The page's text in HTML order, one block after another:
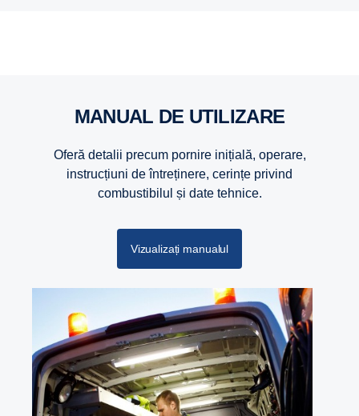
MANUAL DE UTILIZARE
Oferă detalii precum pornire inițială, operare,
instrucțiuni de întreținere, cerințe privind
combustibilul și date tehnice.
Vizualizați manualul